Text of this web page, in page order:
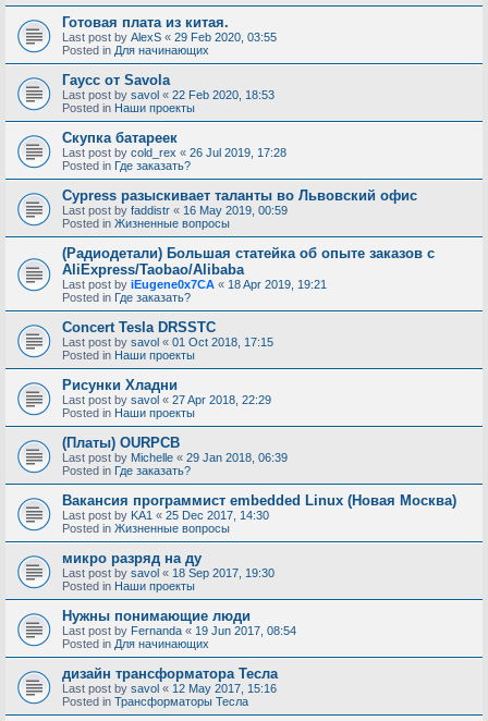
Готовая плата из китая.
Last post by AlexS « 29 Feb 2020, 03:55
Posted in Для начинающих
Гаусс от Savola
Last post by savol « 22 Feb 2020, 18:53
Posted in Наши проекты
Скупка батареек
Last post by cold_rex « 26 Jul 2019, 17:28
Posted in Где заказать?
Cypress разыскивает таланты во Львовский офис
Last post by faddistr « 16 May 2019, 00:59
Posted in Жизненные вопросы
(Радиодетали) Большая статейка об опыте заказов с
AliExpress/Taobao/Alibaba
Last post by iEugene0x7CA « 18 Apr 2019, 19:21
Posted in Где заказать?
Concert Tesla DRSSTC
Last post by savol « 01 Oct 2018, 17:15
Posted in Наши проекты
Рисунки Хладни
Last post by savol « 27 Apr 2018, 22:29
Posted in Наши проекты
(Платы) OURPCB
Last post by Michelle « 29 Jan 2018, 06:39
Posted in Где заказать?
Вакансия программист embedded Linux (Новая Москва)
Last post by KA1 « 25 Dec 2017, 14:30
Posted in Жизненные вопросы
микро разряд на ду
Last post by savol « 18 Sep 2017, 19:30
Posted in Наши проекты
Нужны понимающие люди
Last post by Fernanda « 19 Jun 2017, 08:54
Posted in Для начинающих
дизайн трансформатора Тесла
Last post by savol « 12 May 2017, 15:16
Posted in Трансформаторы Тесла